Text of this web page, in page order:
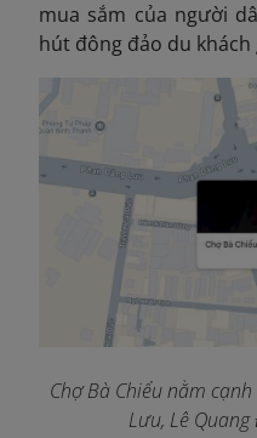
mua sắm của người
hút đông đảo du khách
Chợ Bà Chiểu nằm
Lưu, Lê